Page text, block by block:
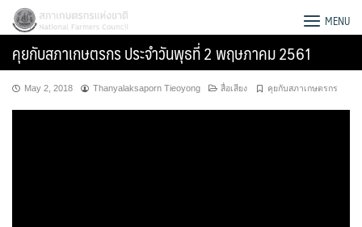
Skip
content
สภาเกษตรกรแห่งชาติ MENU
คุยกับสภาเกษตรกร ประจำวันพุธที่ 2 พฤษภาคม 2561
May 2, 2018 Thanyalaksaporn Tieoyong สื่อเสียง คุยกับสภาเกษตรกร